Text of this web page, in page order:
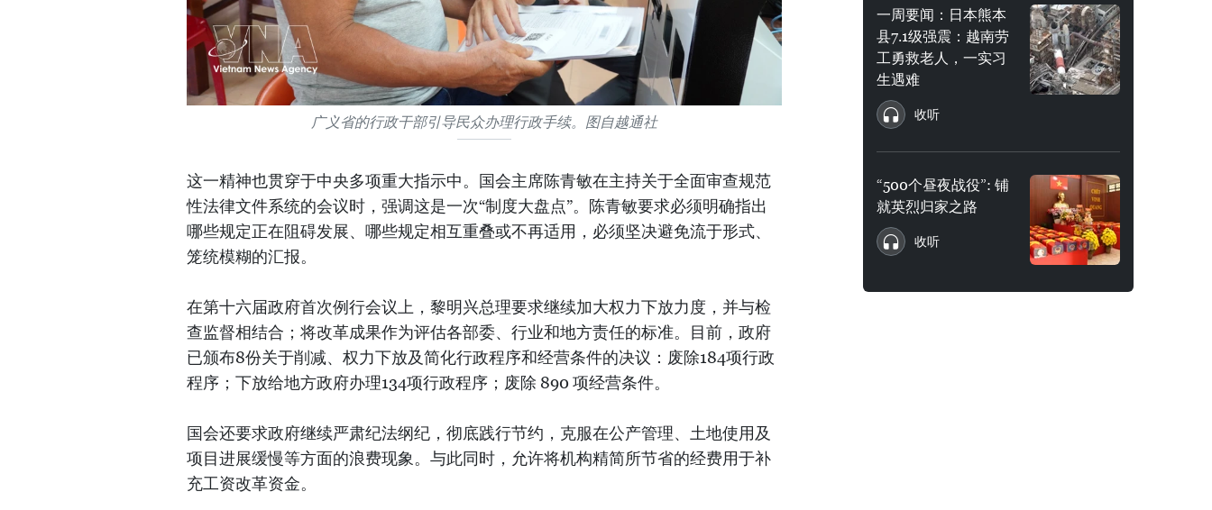
广义省的行政干部引导民众办理行政手续。图自越通社
这一精神也贯穿于中央多项重大指示中。国会主席陈青敏在主持关于全面审查规范
性法律文件系统的会议时，强调这是一次“制度大盘点”。陈青敏要求必须明确指出
哪些规定正在阻碍发展、哪些规定相互重叠或不再适用，必须坚决避免流于形式、
笼统模糊的汇报。
在第十六届政府首次例行会议上，黎明兴总理要求继续加大权力下放力度，并与检
查监督相结合；将改革成果作为评估各部委、行业和地方责任的标准。目前，政府
已颁布8份关于削减、权力下放及简化行政程序和经营条件的决议：废除184项行政
程序；下放给地方政府办理134项行政程序；废除 890 项经营条件。
国会还要求政府继续严肃纪法纲纪，彻底践行节约，克服在公产管理、土地使用及
项目进展缓慢等方面的浪费现象。与此同时，允许将机构精简所节省的经费用于补
充工资改革资金。
一周要闻：日本熊本
县7.1级强震：越南劳
工勇救老人，一实习
生遇难
收听
“500个昼夜战役”: 铺
就英烈归家之路
收听